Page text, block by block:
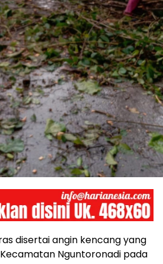
disertai angin kencang yang
Nguntoronadi pada